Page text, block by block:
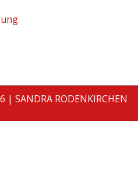
| SANDRA RODENKIRCHEN